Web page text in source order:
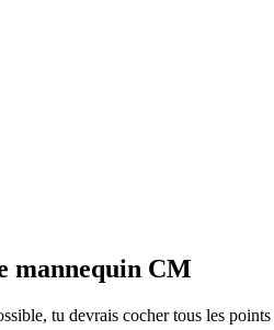
mannequin CM
tu devrais cocher tous les